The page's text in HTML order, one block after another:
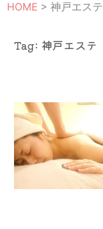
HOME > 神戸エステ
Tag: 神戸エステ